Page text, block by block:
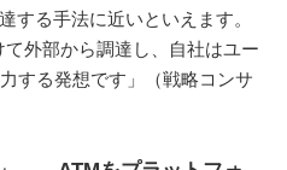
する手法に近いといえます。
外部から調達し、自社はユー
する発想です」（戦略コンサ